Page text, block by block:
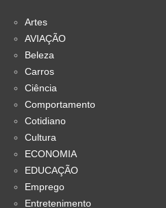
Artes
AVIAÇÃO
Beleza
Carros
Ciência
Comportamento
Cotidiano
Cultura
ECONOMIA
EDUCAÇÃO
Emprego
Entretenimento